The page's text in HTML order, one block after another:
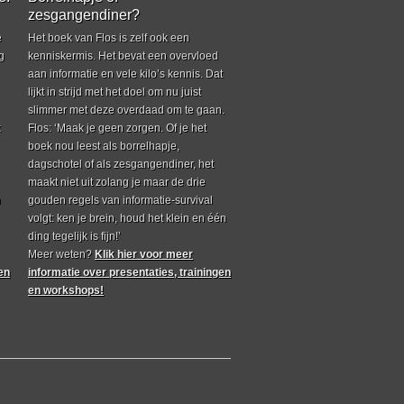
zesgangendiner?
Het boek van Flos is zelf ook een
kenniskermis. Het bevat een overvloed
aan informatie en vele kilo’s kennis. Dat
lijkt in strijd met het doel om nu juist
slimmer met deze overdaad om te gaan.
Flos: ‘Maak je geen zorgen. Of je het
boek nou leest als borrelhapje,
dagschotel of als zesgangendiner, het
maakt niet uit zolang je maar de drie
gouden regels van informatie-survival
volgt: ken je brein, houd het klein en één
ding tegelijk is fijn!’
Meer weten? Klik hier voor meer
informatie over presentaties, trainingen
en workshops!